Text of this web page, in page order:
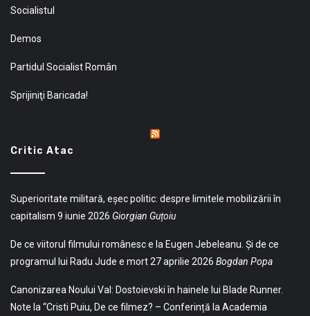
Socialistul
Demos
Partidul Socialist Român
Sprijiniţi Baricada!
Critic Atac
Superioritate militară, eșec politic: despre limitele mobilizării în
capitalism 9 iunie 2026 Giorgian Guțoiu
De ce viitorul filmului românesc e la Eugen Jebeleanu. Și de ce
programul lui Radu Jude e mort27 aprilie 2026 Bogdan Popa
Canonizarea Noului Val: Dostoievski în hainele lui Blade Runner.
Note la “Cristi Puiu, De ce filmez? – Conferință la Academia